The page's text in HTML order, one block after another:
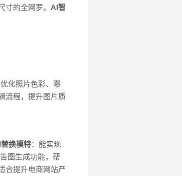
的全网罗。 AI智
化照片色彩、曝
流程，提升图片质
换模特：能实现
图生成功能，帮
合提升电商网站产